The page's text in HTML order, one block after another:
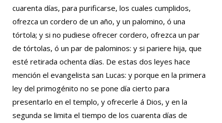
cuarenta días, para purificarse, los cuales cumplidos,
ofrezca un cordero de un año, y un palomino, ó una
tórtola; y si no pudiese ofrecer cordero, ofrezca un par
de tórtolas, ó un par de palominos: y si pariere hija, que
esté retirada ochenta días. De estas dos leyes hace
mención el evangelista san Lucas: y porque en la primera
ley del primogénito no se pone día cierto para
presentarlo en el templo, y ofrecerle á Dios, y en la
segunda se limita el tiempo de los cuarenta días de